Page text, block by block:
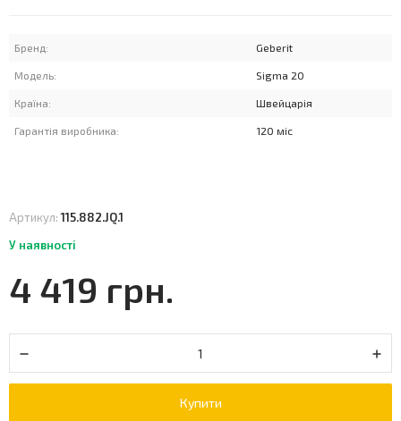
Бренд: Geberit
Модель: Sigma 20
Країна: Швейцарія
Гарантія виробника: 120 міс
Артикул:115.882.JQ.1
У наявності
4 419 грн.
Купити